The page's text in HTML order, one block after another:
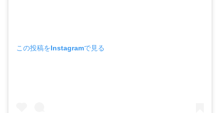
この投稿をInstagramで見る